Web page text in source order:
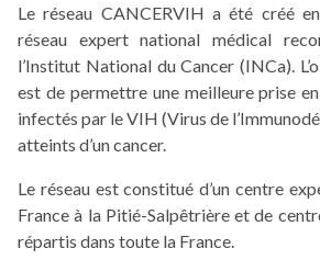
Le réseau CANCERVIH a été créé
réseau expert national médical
l’Institut National du Cancer (INCa).
est de permettre une meilleure prise
infectés par le VIH (Virus de
atteints d’un cancer.
Le réseau est constitué d’un centre
France à la Pitié-Salpêtrière et de
répartis dans toute la France.